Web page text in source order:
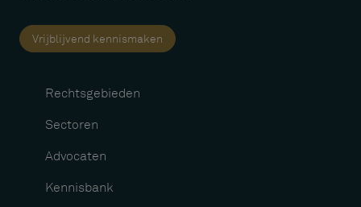
Vrijblijvend kennismaken
Rechtsgebieden
Sectoren
Advocaten
Kennisbank